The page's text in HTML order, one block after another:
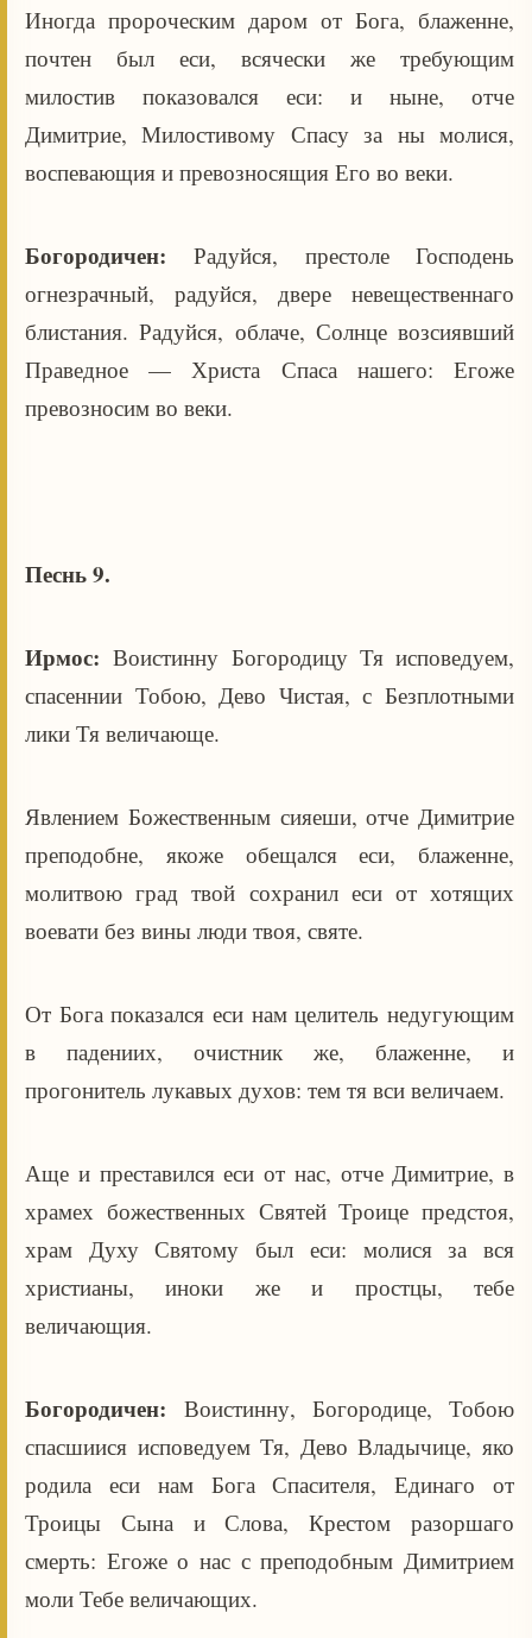
Иногда пророческим даром от Бога, блаженне,
почтен был еси, всячески же требующим
милостив показовался еси: и ныне, отче
Димитрие, Милостивому Спасу за ны молися,
воспевающия и превозносящия Его во веки.
Богородичен:Радуйся, престоле Господень
огнезрачный, радуйся, двере невещественнаго
блистания. Радуйся, облаче, Солнце возсиявший
Праведное — Христа Спаса нашего: Егоже
превозносим во веки.
Песнь 9.
Ирмос:Воистинну Богородицу Тя исповедуем,
спасеннии Тобою, Дево Чистая, с Безплотными
лики Тя величающе.
Явлением Божественным сияеши, отче Димитрие
преподобне, якоже обещался еси, блаженне,
молитвою град твой сохранил еси от хотящих
воевати без вины люди твоя, святе.
От Бога показался еси нам целитель недугующим
в падениих, очистник же, блаженне, и
прогонитель лукавых духов: тем тя вси величаем.
Аще и преставился еси от нас, отче Димитрие, в
храмех божественных Святей Троице предстоя,
храм Духу Святому был еси: молися за вся
христианы, иноки же и простцы, тебе
величающия.
Богородичен: Воистинну, Богородице, Тобою
спасшиися исповедуем Тя, Дево Владычице, яко
родила еси нам Бога Спасителя, Единаго от
Троицы Сына и Слова, Крестом разоршаго
смерть: Егоже о нас с преподобным Димитрием
моли Тебе величающих.